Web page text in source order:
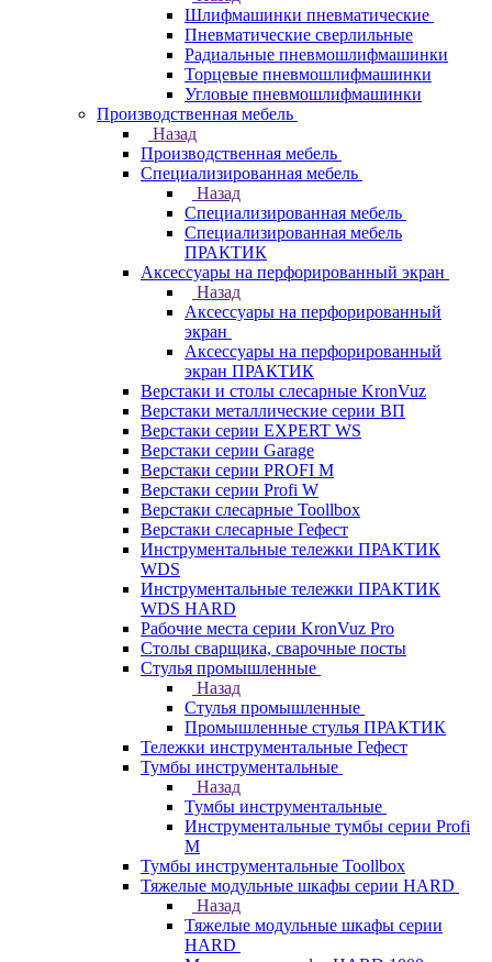
Шлифмашинки пневматические
Пневматические сверлильные
Радиальные пневмошлифмашинки
Торцевые пневмошлифмашинки
Угловые пневмошлифмашинки
Производственная мебель
Назад
Производственная мебель
Cпециализированная мебель
Назад
Cпециализированная мебель
Специализированная мебель
ПРАКТИК
Аксессуары на перфорированный экран
Назад
Аксессуары на перфорированный
экран
Аксессуары на перфорированный
экран ПРАКТИК
Верстаки и столы слесарные KronVuz
Верстаки металлические серии ВП
Верстаки серии EXPERT WS
Верстаки серии Garage
Верстаки серии PROFI M
Верстаки серии Profi W
Верстаки слесарные Toollbox
Верстаки слесарные Гефест
Инструментальные тележки ПРАКТИК
WDS
Инструментальные тележки ПРАКТИК
WDS HARD
Рабочие места серии KronVuz Pro
Столы сварщика, сварочные посты
Стулья промышленные
Назад
Стулья промышленные
Промышленные стулья ПРАКТИК
Тележки инструментальные Гефест
Тумбы инструментальные
Назад
Тумбы инструментальные
Инструментальные тумбы серии Profi
M
Тумбы инструментальные Toollbox
Тяжелые модульные шкафы серии HARD
Назад
Тяжелые модульные шкафы серии
HARD